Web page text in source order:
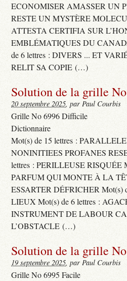
ECONOMISER AMASSER UN
RESTE UN MYSTÈRE
ATTESTA CERTIFIA SUR
EMBLÉMATIQUES DU
de 6 lettres : DIVERS ... ET
RELIT SA COPIE (…)
Solution de la grille
20 septembre 2025, par Paul Courbis
Grille No 6996 Difficile
Dictionnaire
Mot(s) de 15 lettres :
NONINITIEES PROFANES
lettres : PERILLEUSE
PARFUM QUI MONTE À LA
ESSARTER DÉFRICHER
LIEUX Mot(s) de 6 lettres :
INSTRUMENT DE LABOUR
L’OBSTACLE (…)
Solution de la grille
19 septembre 2025, par Paul Courbis
Grille No 6995 Facile